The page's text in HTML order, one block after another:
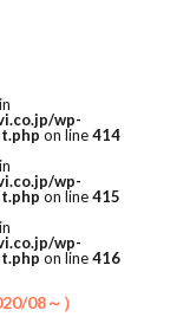
wp-
on line414
wp-
on line415
wp-
on line416
08～）